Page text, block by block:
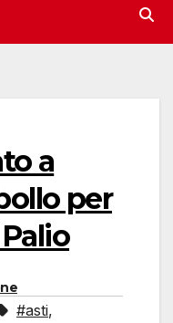
a
per
#asti,